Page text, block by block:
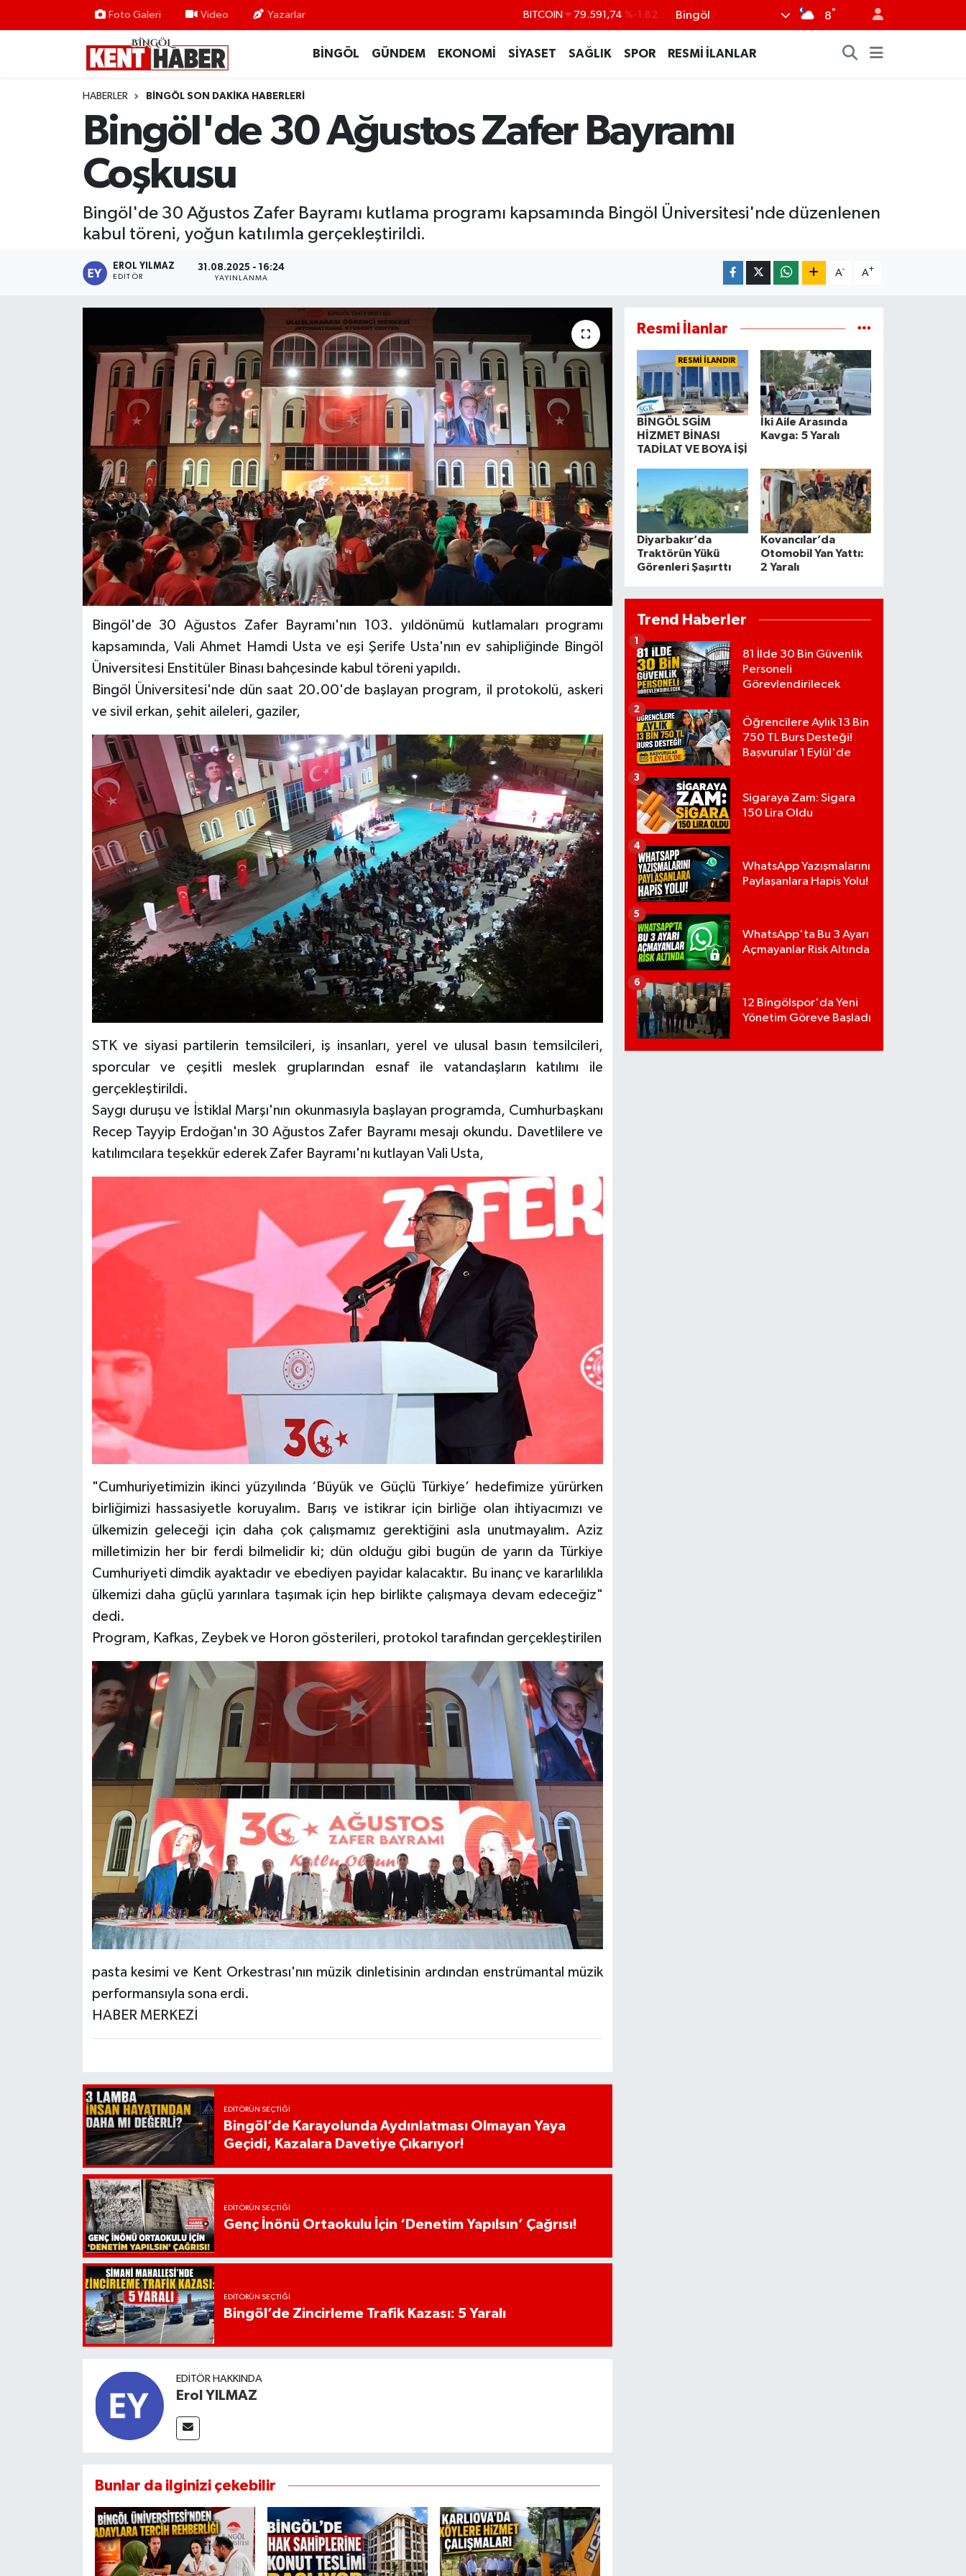
Foto Galeri Video Yazarlar DOLAR 45,43620 %0.02
BİST100 14.598,00
BITCOIN 79.591,74 %-1.82
Bingöl 8°
BİNGÖL GÜNDEM EKONOMİ SİYASET SAĞLIK SPOR RESMİ İLANLAR
HABERLER BINGÖL SON DAKIKA HABERLERI
Bingöl'de 30 Ağustos Zafer Bayramı
Coşkusu
Bingöl'de 30 Ağustos Zafer Bayramı kutlama programı kapsamında Bingöl Üniversitesi'nde düzenlenen
kabul töreni, yoğun katılımla gerçekleştirildi.
EROL YILMAZ
EDITÖR
31.08.2025 - 16:24
YAYINLANMA
A- A+
Bingöl'de 30 Ağustos Zafer Bayramı'nın 103. yıldönümü kutlamaları programı
kapsamında, Vali Ahmet Hamdi Usta ve eşi Şerife Usta'nın ev sahipliğinde Bingöl
Üniversitesi Enstitüler Binası bahçesinde kabul töreni yapıldı.
Bingöl Üniversitesi'nde dün saat 20.00'de başlayan program, il protokolü, askeri
ve sivil erkan, şehit aileleri, gaziler,
STK ve siyasi partilerin temsilcileri, iş insanları, yerel ve ulusal basın temsilcileri,
sporcular ve çeşitli meslek gruplarından esnaf ile vatandaşların katılımı ile
gerçekleştirildi.
Saygı duruşu ve İstiklal Marşı'nın okunmasıyla başlayan programda, Cumhurbaşkanı
Recep Tayyip Erdoğan'ın 30 Ağustos Zafer Bayramı mesajı okundu. Davetlilere ve
katılımcılara teşekkür ederek Zafer Bayramı'nı kutlayan Vali Usta,
"Cumhuriyetimizin ikinci yüzyılında ‘Büyük ve Güçlü Türkiye’ hedefimize yürürken
birliğimizi hassasiyetle koruyalım. Barış ve istikrar için birliğe olan ihtiyacımızı ve
ülkemizin geleceği için daha çok çalışmamız gerektiğini asla unutmayalım. Aziz
milletimizin her bir ferdi bilmelidir ki; dün olduğu gibi bugün de yarın da Türkiye
Cumhuriyeti dimdik ayaktadır ve ebediyen payidar kalacaktır. Bu inanç ve kararlılıkla
ülkemizi daha güçlü yarınlara taşımak için hep birlikte çalışmaya devam edeceğiz"
dedi.
Program, Kafkas, Zeybek ve Horon gösterileri, protokol tarafından gerçekleştirilen
pasta kesimi ve Kent Orkestrası'nın müzik dinletisinin ardından enstrümantal müzik
performansıyla sona erdi.
HABER MERKEZİ
EDITÖRÜN SEÇTIĞI
Bingöl’de Karayolunda Aydınlatması Olmayan Yaya
Geçidi, Kazalara Davetiye Çıkarıyor!
EDITÖRÜN SEÇTIĞI
Genç İnönü Ortaokulu İçin ‘Denetim Yapılsın’ Çağrısı!
EDITÖRÜN SEÇTIĞI
Bingöl’de Zincirleme Trafik Kazası: 5 Yaralı
EDITÖR HAKKINDA
Erol YILMAZ
Bunlar da ilginizi çekebilir
Resmi İlanlar
RESMİ İLANDIR
BİNGÖL SGİM
HİZMET BİNASI
TADİLAT VE BOYA İŞİ
İki Aile Arasında
Kavga: 5 Yaralı
Diyarbakır’da
Traktörün Yükü
Görenleri Şaşırttı
Kovancılar’da
Otomobil Yan Yattı:
2 Yaralı
Trend Haberler
81 İlde 30 Bin Güvenlik
Personeli
Görevlendirilecek
1
Öğrencilere Aylık 13 Bin
750 TL Burs Desteği!
Başvurular 1 Eylül'de
2
Sigaraya Zam: Sigara
150 Lira Oldu
3
WhatsApp Yazışmalarını
Paylaşanlara Hapis Yolu!
4
WhatsApp'ta Bu 3 Ayarı
Açmayanlar Risk Altında
5
12 Bingölspor'da Yeni
Yönetim Göreve Başladı
6
BİLİM-TEKNOLOJİ
GÜNDEM
KARLIOVA
RESMİ İLANLAR
SİYASET
SOLHAN
YAYLADERE
Bingöl Nöbetçi Eczaneler
Bingöl Hava Durumu
Bingöl Namaz Vakitleri
Bingöl Trafik Yoğunluk Haritası
Tüm Manşetler
Son Dakika Haberleri
Haber Arşivi